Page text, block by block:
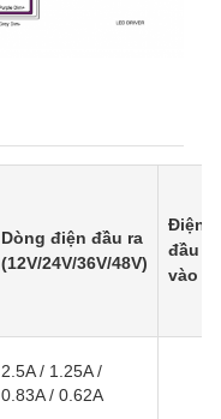
Dòng điện đầu ra
(12V/24V/36V/48V)
Điện
đầu
vào
2.5A / 1.25A /
0.83A / 0.62A